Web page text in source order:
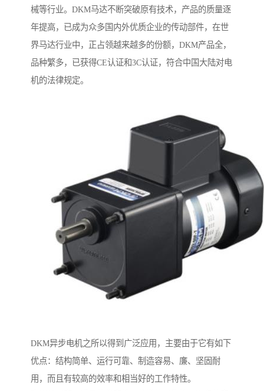
械等行业。DKM马达不断突破原有技术，产品的质量逐
年提高，已成为众多国内外优质企业的传动部件，在世
界马达行业中，正占领越来越多的份额，DKM产品全，
品种繁多，已获得CE认证和3C认证，符合中国大陆对电
机的法律规定。
DKM异步电机之所以得到广泛应用，主要由于它有如下
优点：结构简单、运行可靠、制造容易、廉、坚固耐
用，而且有较高的效率和相当好的工作特性。